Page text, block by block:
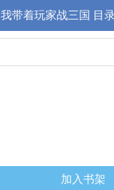
我带着玩家战三国 目
加入书架